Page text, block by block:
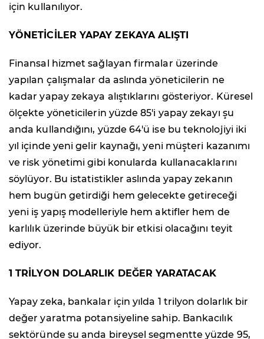
için kullanılıyor.
YÖNETİCİLER YAPAY ZEKAYA ALIŞTI
Finansal hizmet sağlayan firmalar üzerinde
yapılan çalışmalar da aslında yöneticilerin ne
kadar yapay zekaya alıştıklarını gösteriyor. Küresel
ölçekte yöneticilerin yüzde 85'i yapay zekayı şu
anda kullandığını, yüzde 64'ü ise bu teknolojiyi iki
yıl içinde yeni gelir kaynağı, yeni müşteri kazanımı
ve risk yönetimi gibi konularda kullanacaklarını
söylüyor. Bu istatistikler aslında yapay zekanın
hem bugün getirdiği hem gelecekte getireceği
yeni iş yapış modelleriyle hem aktifler hem de
karlılık üzerinde büyük bir etkisi olacağını teyit
ediyor.
1 TRİLYON DOLARLIK DEĞER YARATACAK
Yapay zeka, bankalar için yılda 1 trilyon dolarlık bir
değer yaratma potansiyeline sahip. Bankacılık
sektöründe şu anda bireysel segmentte yüzde 95,